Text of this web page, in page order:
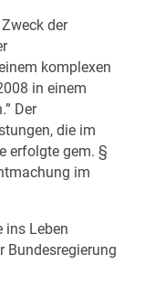
der
komplexen
in einem
Der
die im
erfolgte gem. §
im
ins Leben
Bundesregierung